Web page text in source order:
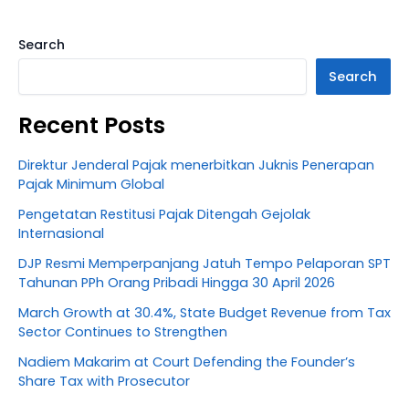
Search
Search
Recent Posts
Direktur Jenderal Pajak menerbitkan Juknis Penerapan
Pajak Minimum Global
Pengetatan Restitusi Pajak Ditengah Gejolak
Internasional
DJP Resmi Memperpanjang Jatuh Tempo Pelaporan SPT
Tahunan PPh Orang Pribadi Hingga 30 April 2026
March Growth at 30.4%, State Budget Revenue from Tax
Sector Continues to Strengthen
Nadiem Makarim at Court Defending the Founder’s
Share Tax with Prosecutor